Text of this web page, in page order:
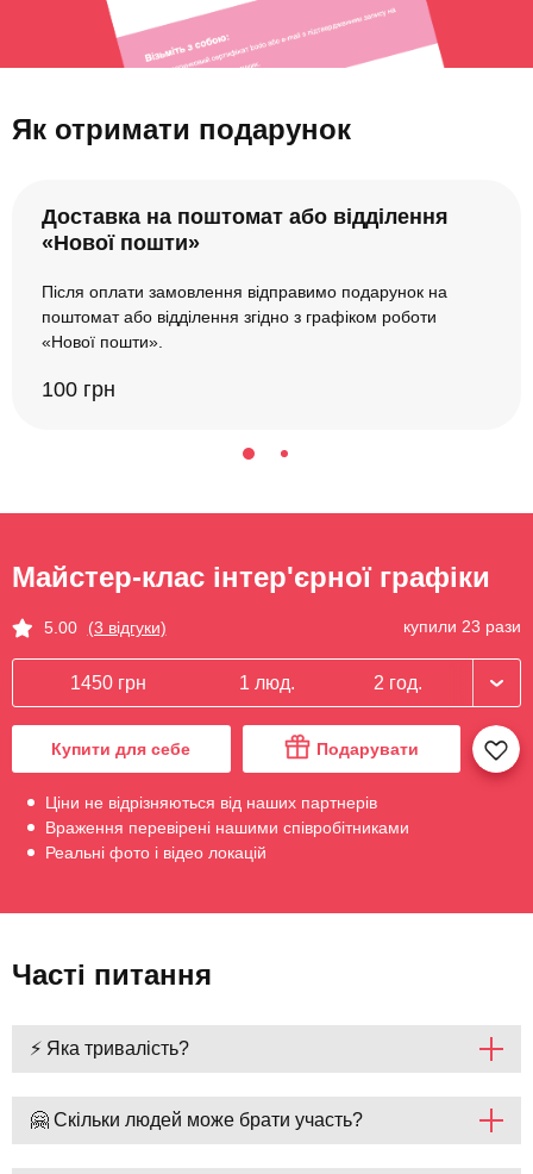
Як отримати подарунок
Доставка на поштомат або відділення
«Нової пошти»
Після оплати замовлення відправимо подарунок на
поштомат або відділення згідно з графіком роботи
«Нової пошти».
100 грн
Майстер-клас інтер'єрної графіки
5.00 (3 відгуки) купили 23 рази
1450 грн 1 люд. 2 год.
Купити для себе Подарувати
Ціни не відрізняються від наших партнерів
Враження перевірені нашими співробітниками
Реальні фото і відео локацій
Часті питання
⚡ Яка тривалість?
🤗 Скільки людей може брати участь?